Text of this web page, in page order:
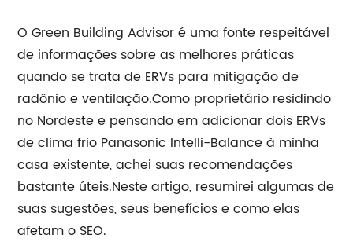
O Green Building Advisor é uma fonte respeitável
de informações sobre as melhores práticas
quando se trata de ERVs para mitigação de
radônio e ventilação.Como proprietário residindo
no Nordeste e pensando em adicionar dois ERVs
de clima frio Panasonic Intelli-Balance à minha
casa existente, achei suas recomendações
bastante úteis.Neste artigo, resumirei algumas de
suas sugestões, seus benefícios e como elas
afetam o SEO.